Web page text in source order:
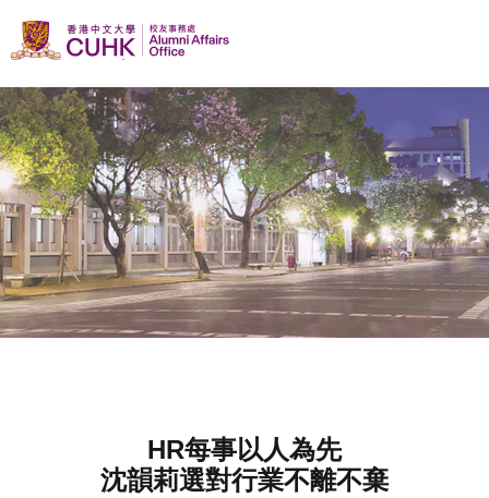
HR每事以人為先
沈韻莉選對行業不離不棄